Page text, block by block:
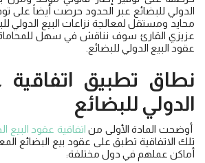
الدولي للبضائع عبر الحدود حرصت أيضاً على
محايد ومستقل لمعالجة نزاعات البيع الدولي
عزيزي القارئ سوف نناقش في سهل للمحاماة
عقود البيع الدولي للبضائع.
نطاق تطبيق اتفاقية
الدولي للبضائع
أوضحت المادة الأولى من اتفاقية عقود البيع
تلك الاتفاقية تطبق على عقود بيع البضائع
أماكن عملهم في دول مختلفة: